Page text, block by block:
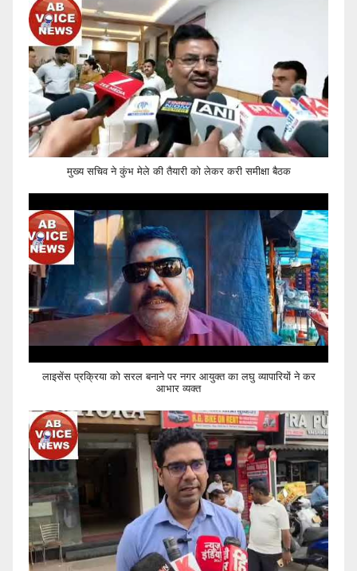
मुख्य सचिव ने कुंभ मेले की तैयारी को लेकर करी समीक्षा बैठक
लाइसेंस प्रक्रिया को सरल बनाने पर नगर आयुक्त का लघु व्यापारियों ने कर
आभार व्यक्त